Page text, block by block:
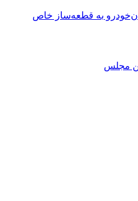
به قطعه‌ساز خاص
مجلس